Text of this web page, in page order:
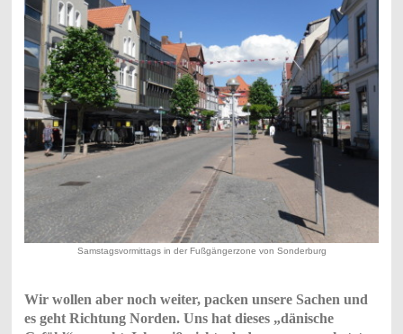
Samstagsvormittags in der Fußgängerzone von Sonderburg
Wir wollen aber noch weiter, packen unsere Sachen und
es geht Richtung Norden. Uns hat dieses „dänische